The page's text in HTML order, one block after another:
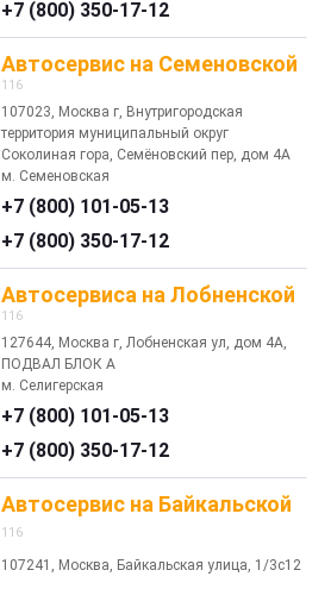
+7 (800) 350-17-12
Автосервис на Семеновской
116
107023, Москва г, Внутригородская
территория муниципальный округ
Соколиная гора, Семёновский пер, дом 4А
м. Семеновская
+7 (800) 101-05-13
+7 (800) 350-17-12
Автосервиса на Лобненской
116
127644, Москва г, Лобненская ул, дом 4А,
ПОДВАЛ БЛОК А
м. Селигерская
+7 (800) 101-05-13
+7 (800) 350-17-12
Автосервис на Байкальской
116
107241, Москва, Байкальская улица, 1/3с12